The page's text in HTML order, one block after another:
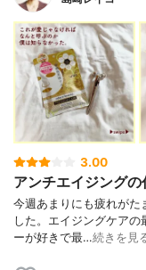
3.00
アンチエイジング
今週あまりにも疲れがた
した。エイジングケアの
ーが好きで最…続きを見